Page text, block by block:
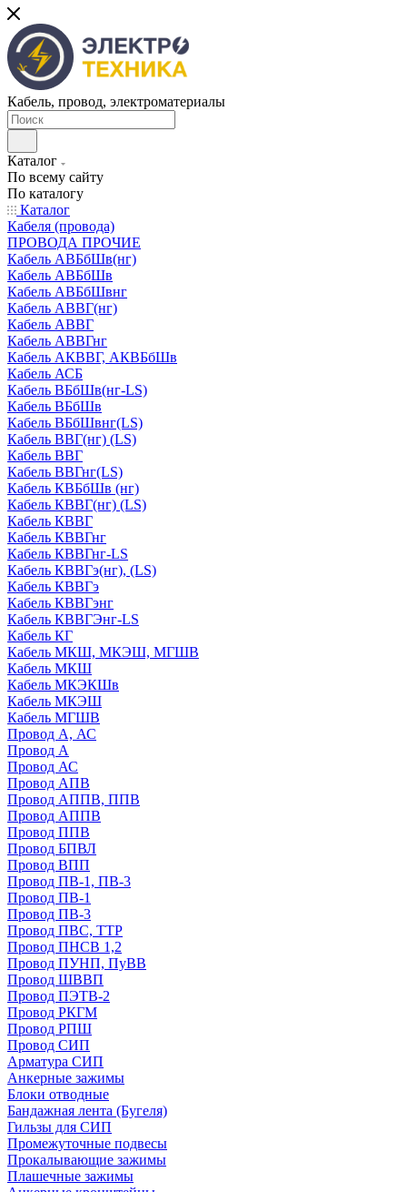
Кабель, провод, электроматериалы
Каталог
По всему сайту
По каталогу
Каталог
Кабеля (провода)
ПРОВОДА ПРОЧИЕ
Кабель АВБбШв(нг)
Кабель АВБбШв
Кабель АВБбШвнг
Кабель АВВГ(нг)
Кабель АВВГ
Кабель АВВГнг
Кабель АКВВГ, АКВБбШв
Кабель АСБ
Кабель ВБбШв(нг-LS)
Кабель ВБбШв
Кабель ВБбШвнг(LS)
Кабель ВВГ(нг) (LS)
Кабель ВВГ
Кабель ВВГнг(LS)
Кабель КВБбШв (нг)
Кабель КВВГ(нг) (LS)
Кабель КВВГ
Кабель КВВГнг
Кабель КВВГнг-LS
Кабель КВВГэ(нг), (LS)
Кабель КВВГэ
Кабель КВВГэнг
Кабель КВВГЭнг-LS
Кабель КГ
Кабель МКШ, МКЭШ, МГШВ
Кабель МКШ
Кабель МКЭКШв
Кабель МКЭШ
Кабель МГШВ
Провод А, АС
Провод А
Провод АС
Провод АПВ
Провод АППВ, ППВ
Провод АППВ
Провод ППВ
Провод БПВЛ
Провод ВПП
Провод ПВ-1, ПВ-3
Провод ПВ-1
Провод ПВ-3
Провод ПВС, ТТР
Провод ПНСВ 1,2
Провод ПУНП, ПуВВ
Провод ШВВП
Провод ПЭТВ-2
Провод РКГМ
Провод РПШ
Провод СИП
Арматура СИП
Анкерные зажимы
Блоки отводные
Бандажная лента (Бугеля)
Гильзы для СИП
Промежуточные подвесы
Прокалывающие зажимы
Плашечные зажимы